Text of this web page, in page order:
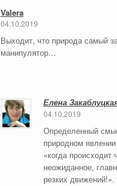
Valera
04.10.2019
Выходит, что природа самый
манипулятор…
Елена
04.10.2019
Определенный смысл в
природном
«когда происходит
неожиданное,
резких движений!».